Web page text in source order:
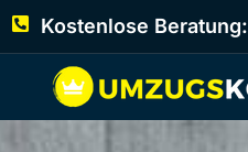
Kostenlose Beratung: